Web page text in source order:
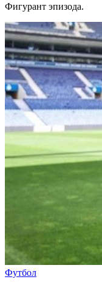
Фигурант эпизода.
Футбол